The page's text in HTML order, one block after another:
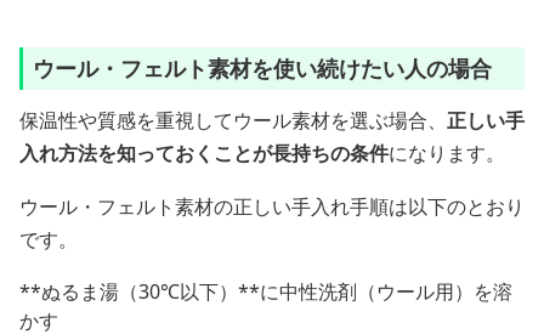
ウール・フェルト素材を使い続けたい人の場合
保温性や質感を重視してウール素材を選ぶ場合、 正しい手
入れ方法を知っておくことが長持ちの条件になります。
ウール・フェルト素材の正しい手入れ手順は以下のとおり
です。
**ぬるま湯（30℃以下）**に中性洗剤（ウール用）を溶
かす